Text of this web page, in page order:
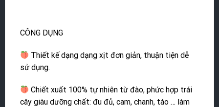
CÔNG DỤNG
Thiết kế dạng dạng xịt đơn giản, thuận tiện dễ
sử dụng.
Chiết xuất 100% tự nhiên từ đào, phức hợp trái
cây giàu dưỡng chất: đu đủ, cam, chanh, táo … làm